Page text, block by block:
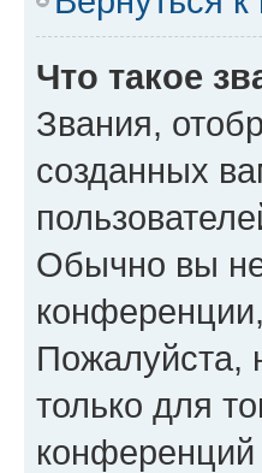
Что такое
Звания,
созданных
Обычно вы
Пожалуйста,
только для